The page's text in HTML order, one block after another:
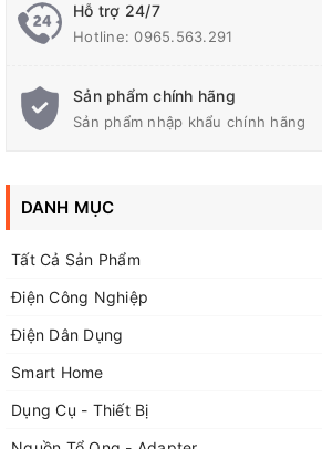
3 núm điều chỉnh:
Bass
Treble
Volume
Hỗ trợ 24/7
Hotline:0965.563.291
Sản phẩm chính hãng
Sản phẩm nhập khẩu chính hãng
DANH MỤC
Tất Cả Sản Phẩm
Điện Công Nghiệp
Điện Dân Dụng
Smart Home
Dụng Cụ - Thiết Bị